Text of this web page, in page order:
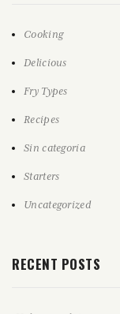
Cooking
Delicious
Fry Types
Recipes
Sin categoría
Starters
Uncategorized
RECENT POSTS